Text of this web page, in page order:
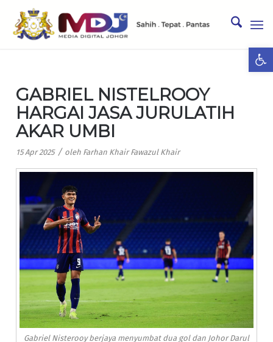
GABRIEL NISTELROOY
HARGAI JASA JURULATIH
AKAR UMBI
15 Apr 2025 / oleh Farhan Khair Fawazul Khair
Gabriel Nisterooy berjaya menyumbat dua gol dan Johor Darul